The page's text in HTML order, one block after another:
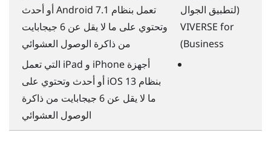
(لتطبيق الجوال
VIVERSE for
Business
)
تعمل بنظام
Android7.1 أو أحدث
وتحتوي على ما لا يقل عن 6 جيجابايت
من ذاكرة الوصول العشوائي
أجهزةiPhone و iPad التي تعمل
بنظام
iOS 13 أو أحدث وتحتوي على
ما لا يقل عن 6 جيجابايت من ذاكرة
الوصول العشوائي